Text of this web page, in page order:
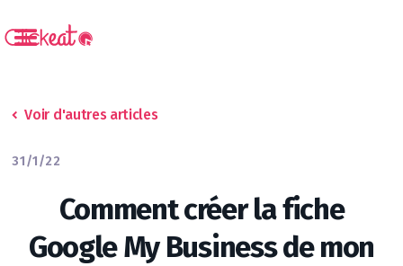
Voir d'autres articles
31/1/22
Comment créer la fiche
Google My Business de mon